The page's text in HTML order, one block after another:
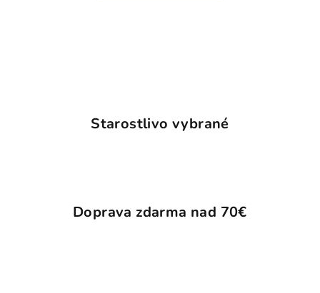
Starostlivo vybrané
Doprava zdarma nad 70€